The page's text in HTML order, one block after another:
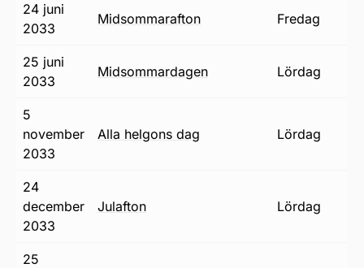
24 juni
2033
midsommarafton fredag
25 juni
2033
midsommardagen lördag
5
november
2033
alla helgons dag lördag
24
december
2033
julafton lördag
25